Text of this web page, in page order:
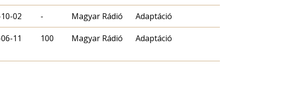
02 - Magyar Rádió Adaptáció
11 100 Magyar Rádió Adaptáció